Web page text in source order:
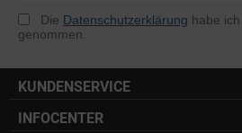
Die Datenschutzerklärung habe
genommen.
KUNDENSERVICE
INFOCENTER